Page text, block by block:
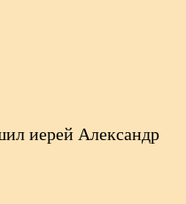
иерей Александр